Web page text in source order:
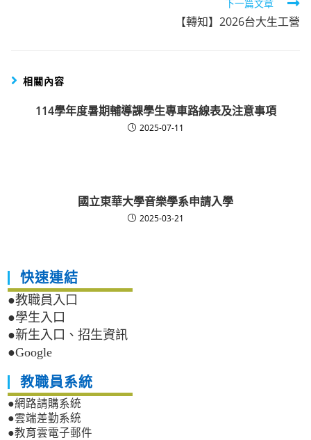
下一篇文章
【轉知】2026台大生工營
相關內容
114學年度暑期輔導課學生專車路線表及注意事項
2025-07-11
國立東華大學音樂學系申請入學
2025-03-21
快速連結
●教職員入口
●學生入口
●新生入口、招生資訊
●Google
教職員系統
●網路請購系統
●雲端差勤系統
●教育雲電子郵件